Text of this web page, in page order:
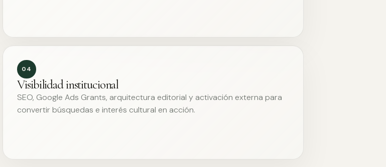
04
Visibilidad institucional
SEO, Google Ads Grants, arquitectura editorial y activación externa para
convertir búsquedas e interés cultural en acción.